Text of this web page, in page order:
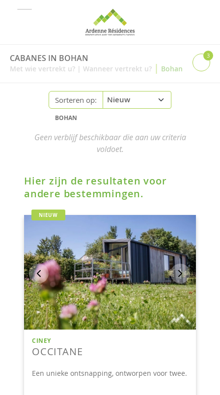
CABANES IN BOHAN
Met wie vertrekt u? | Wanneer vertrekt u? | Bohan
3
Sorteren op:
BOHAN
Geen verblijf beschikbaar die aan uw criteria
voldoet.
Hier zijn de resultaten voor
andere bestemmingen.